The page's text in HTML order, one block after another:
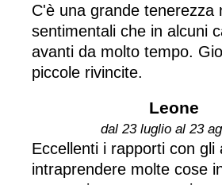
C'è una grande tenerezza
sentimentali che in alcuni
avanti da molto tempo.
piccole rivincite.
Leone
dal 23 luglio al 23
Eccellenti i rapporti con gli
intraprendere molte cose